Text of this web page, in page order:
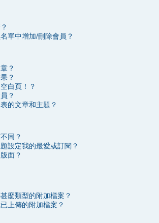
單中增加/刪除會員？
？
？
白頁！？
？
的文章和主題？
同？
設定我的最愛或訂閱？
面？
麼類型的附加檔案？
上傳的附加檔案？